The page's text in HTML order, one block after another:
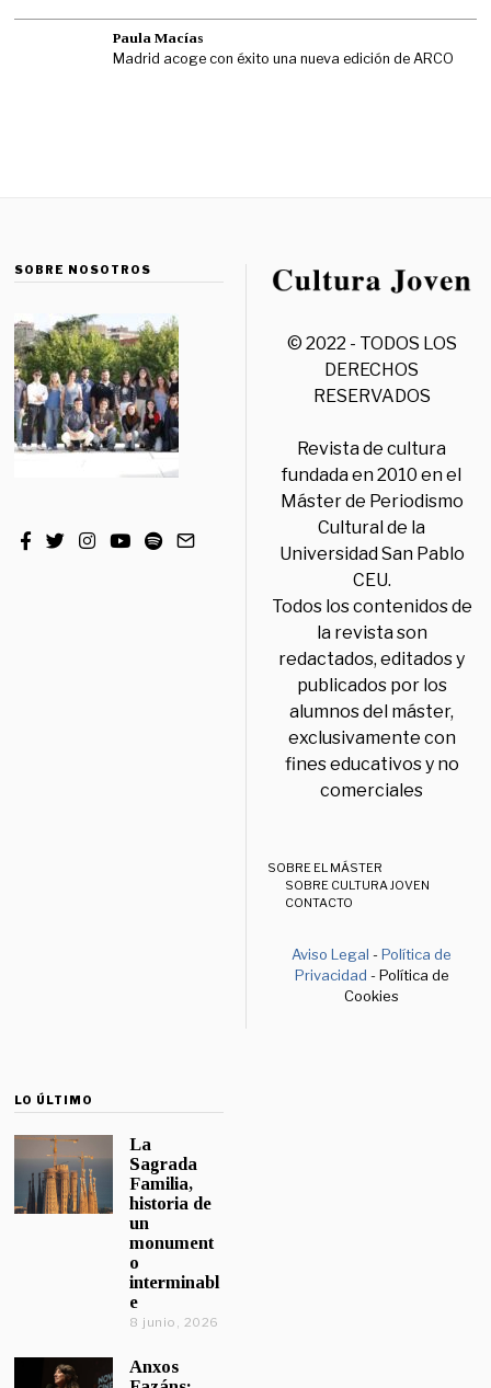
Paula Macías
Madrid acoge con éxito una nueva edición de ARCO
SOBRE NOSOTROS
© 2022 - TODOS LOS
DERECHOS
RESERVADOS
Revista de cultura
fundada en 2010 en el
Máster de Periodismo
Cultural de la
Universidad San Pablo
CEU.
Todos los contenidos de
la revista son
redactados, editados y
publicados por los
alumnos del máster,
exclusivamente con
fines educativos y no
comerciales
SOBRE EL MÁSTER
SOBRE CULTURA JOVEN
CONTACTO
Aviso Legal -Política de
Privacidad - Política de
Cookies
LO ÚLTIMO
La
Sagrada
Familia,
historia de
un
monument
o
interminabl
e
8 junio, 2026
Anxos